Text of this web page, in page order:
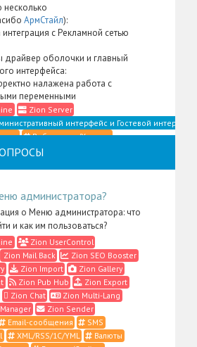
АрмСтайл):
с Рекламной сетью
драйвер оболочки и главный
интерфейса:
налажена работа с
переменными
Zion Server
интерфейс и Гостевой
Веб-сервер/Хостинг
Доступы/Пользователи
23.12.20
классы для
CMS на стороне
сервера (спасибо
):
некоторые недочёты при
при сохранении статистических
установленном комплекте
Zion Server
Классы
Что такое Классы?
администратора?
о Меню администратора: что
и как им пользоваться?
Zion UserControl
Zion Mail Back
Zion SEO Booster
Zion Import
Zion Gallery
Zion Pub Hub
Zion Export
Zion Chat
Zion Multi-Lang
Zion Sender
Email-сообщения
SMS
XML/RSS/1С/YML
Валюты